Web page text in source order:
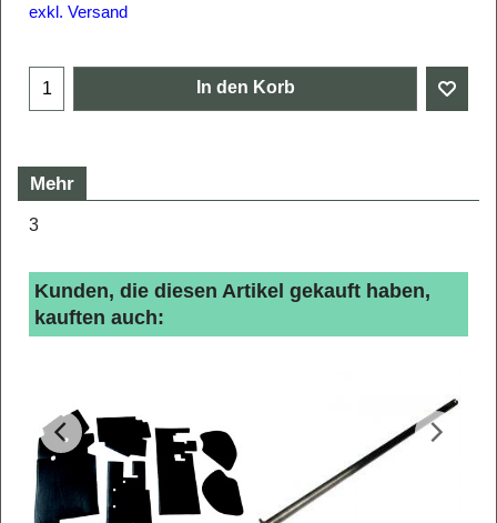
exkl. Versand
In den Korb
Mehr
3
Kunden, die diesen Artikel gekauft haben,
kauften auch: